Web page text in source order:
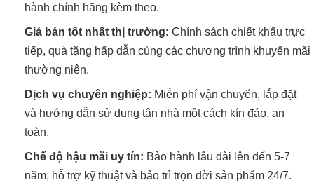
hành chính hãng kèm theo.
Giá bán tốt nhất thị trường: Chính sách chiết khấu trực
tiếp, quà tặng hấp dẫn cùng các chương trình khuyến mãi
thường niên.
Dịch vụ chuyên nghiệp: Miễn phí vận chuyển, lắp đặt
và hướng dẫn sử dụng tận nhà một cách kín đáo, an
toàn.
Chế độ hậu mãi uy tín: Bảo hành lâu dài lên đến 5-7
năm, hỗ trợ kỹ thuật và bảo trì trọn đời sản phẩm 24/7.